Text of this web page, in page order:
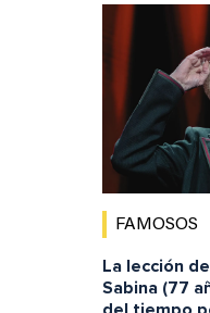
FAMOSOS
La lección
Sabina (77